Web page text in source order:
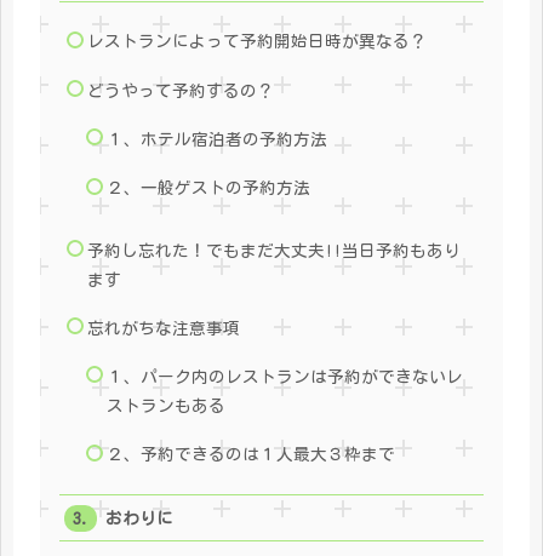
レストランによって予約開始日時が異なる？
どうやって予約するの？
１、ホテル宿泊者の予約方法
２、一般ゲストの予約方法
予約し忘れた！でもまだ大丈夫!!当日予約もあり
ます
忘れがちな注意事項
１、パーク内のレストランは予約ができないレ
ストランもある
２、予約できるのは１人最大３枠まで
おわりに